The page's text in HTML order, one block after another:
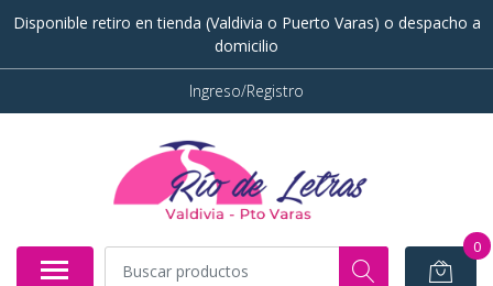
Disponible retiro en tienda (Valdivia o Puerto Varas) o despacho a
domicilio
Ingreso/Registro
0